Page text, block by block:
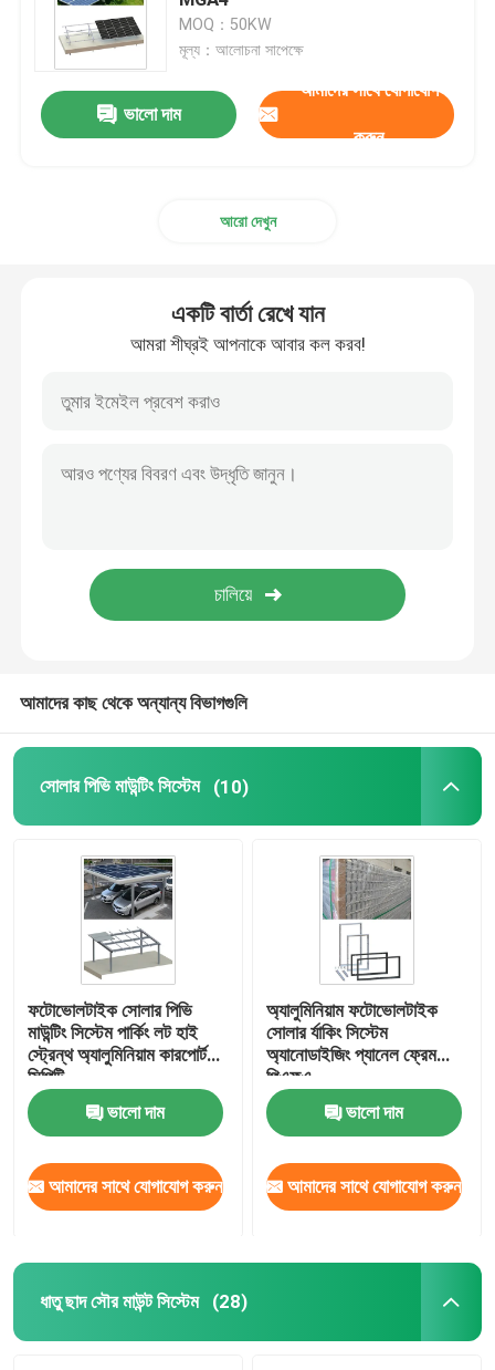
ধাতু ছাদ সৌর মাউন্ট সিস্টেম
টালি ছাদ সৌর মাউন্ট সিস্টেম
অ্যালুমিনিয়াম সোলার মাউন্টিং স্ট্রাকচার
ইস্পাত সৌর কাঠামো
সোলার প্যানেল কারপোর্ট
টেলিকম সোলার পাওয়ার সিস্টেম
মনোক্রিস্টালাইন সোলার মডিউল
MOQ：50KW
মূল্য：আলোচনা সাপেক্ষে
ভালো দাম
আমাদের সাথে যোগাযোগ
করুন
আরো দেখুন
একটি বার্তা রেখে যান
আমরা শীঘ্রই আপনাকে আবার কল করব!
আমাদের কাছ থেকে অন্যান্য বিভাগগুলি
সোলার পিভি মাউন্টিং সিস্টেম (10)
ফটোভোলটাইক সোলার পিভি
মাউন্টিং সিস্টেম পার্কিং লট হাই
স্ট্রেন্থ অ্যালুমিনিয়াম কারপোর্ট
সিপিটি
ভালো দাম
আমাদের সাথে যোগাযোগ করুন
অ্যালুমিনিয়াম ফটোভোলটাইক
সোলার র্যাকিং সিস্টেম
অ্যানোডাইজিং প্যানেল ফ্রেম
পিএফএ
ভালো দাম
আমাদের সাথে যোগাযোগ করুন
ধাতু ছাদ সৌর মাউন্ট সিস্টেম (28)